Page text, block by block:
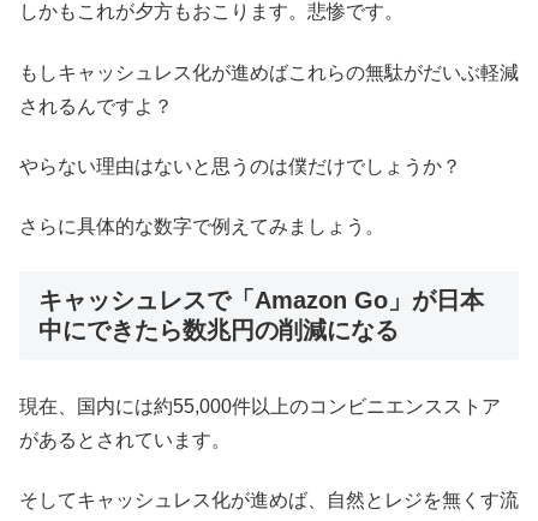
しかもこれが夕方もおこります。悲惨です。
もしキャッシュレス化が進めばこれらの無駄がだいぶ軽減
されるんですよ？
やらない理由はないと思うのは僕だけでしょうか？
さらに具体的な数字で例えてみましょう。
キャッシュレスで「Amazon Go」が日本
中にできたら数兆円の削減になる
現在、国内には約55,000件以上のコンビニエンスストア
があるとされています。
そしてキャッシュレス化が進めば、自然とレジを無くす流